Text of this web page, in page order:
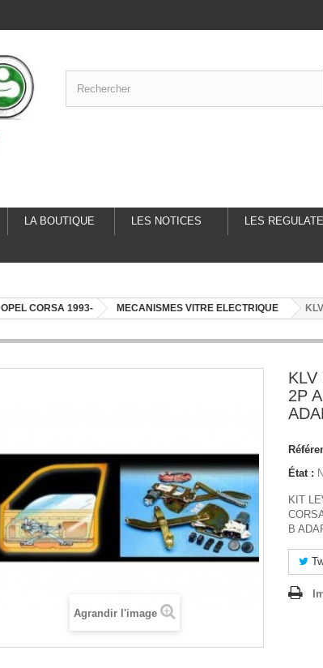
LA BOUTIQUE LES NOTICES LES
OPEL CORSA 1993- MECANISMES VITRE ELECTRIQUE
Agrandir l'image
KLV
2P
État :
KIT
B